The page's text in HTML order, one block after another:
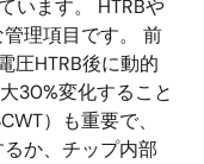
います。 HTRBや
理項目です。 前
圧HTRB後に動的
30%変化すること
）も重要で、
か、チップ内部